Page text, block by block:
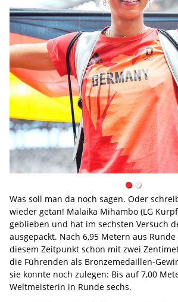
Was soll man da noch sagen. Oder
wieder getan! Malaika Mihambo (LG
geblieben und hat im sechsten Versuch
ausgepackt. Nach 6,95 Metern aus
diesem Zeitpunkt schon mit zwei
die Führenden als Bronzemedaillen-
sie konnte noch zulegen: Bis auf 7,00
Weltmeisterin in Runde sechs.